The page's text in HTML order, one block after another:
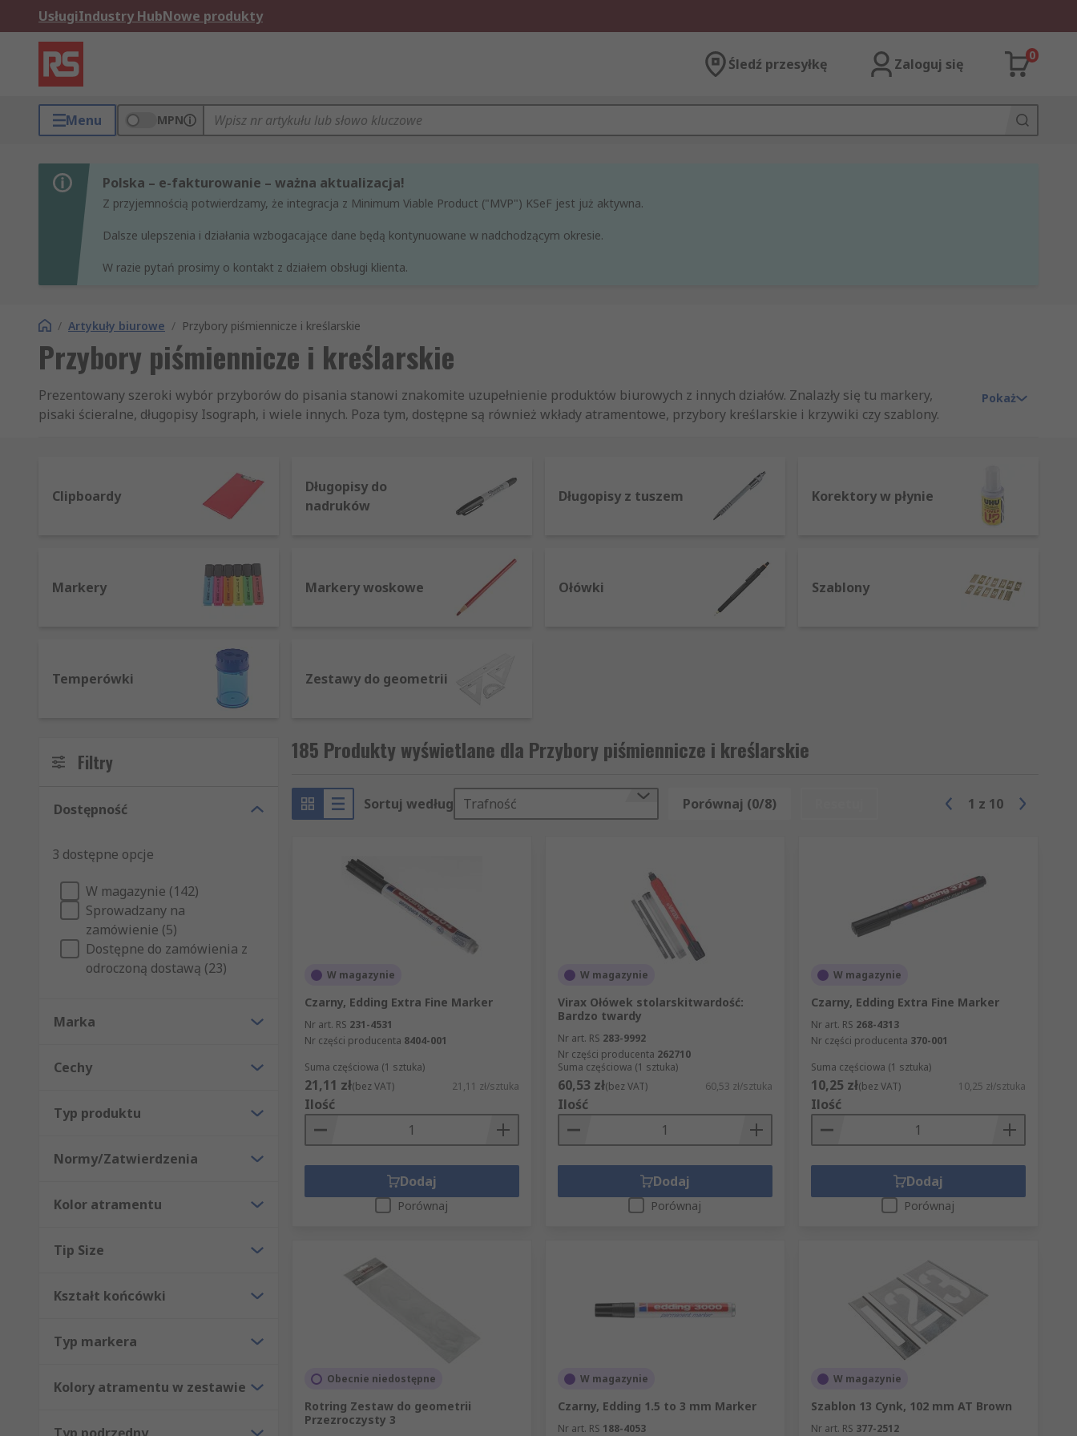
UsługiIndustry HubNowe produkty
Śledź przesyłkę Zaloguj się
0
Menu MPN
Polska – e-fakturowanie – ważna aktualizacja!
Z przyjemnością potwierdzamy, że integracja z Minimum Viable Product ("MVP") KSeF jest już aktywna.
Dalsze ulepszenia i działania wzbogacające dane będą kontynuowane w nadchodzącym okresie.
W razie pytań prosimy o kontakt z działem obsługi klienta.
/ Artykuły biurowe / Przybory piśmiennicze i kreślarskie
Przybory piśmiennicze i kreślarskie
Prezentowany szeroki wybór przyborów do pisania stanowi znakomite uzupełnienie produktów biurowych z innych działów. Znalazły się tu markery,
pisaki ścieralne, długopisy Isograph, i wiele innych. Poza tym, dostępne są również wkłady atramentowe, przybory kreślarskie i krzywiki czy szablony.
Pokaż
Clipboardy
Długopisy do
nadruków
Długopisy z tuszem Korektory w płynie
Markery Markery woskowe Ołówki Szablony
Temperówki Zestawy do geometrii
Filtry
Dostępność
3 dostępne opcje
W magazynie (142)
Sprowadzany na
zamówienie (5)
Dostępne do zamówienia z
odroczoną dostawą (23)
Marka
Cechy
Typ produktu
Normy/Zatwierdzenia
Kolor atramentu
Tip Size
Kształt końcówki
Typ markera
Kolory atramentu w zestawie
185 Produkty wyświetlane dla Przybory piśmiennicze i kreślarskie
Sortuj według Trafność Porównaj (0/8) 1 z 10
W magazynie
Czarny, Edding Extra Fine Marker
Nr art. RS 231-4531
Nr części producenta 8404-001
Suma częściowa (1 sztuka)
21,11 zł(bez VAT) 21,11 zł/sztuka
Ilość
Dodaj
Porównaj
W magazynie
Virax Ołówek stolarskitwardość:
Bardzo twardy
Nr art. RS 283-9992
Nr części producenta 262710
Suma częściowa (1 sztuka)
60,53 zł(bez VAT) 60,53 zł/sztuka
Ilość
Dodaj
Porównaj
W magazynie
Czarny, Edding Extra Fine Marker
Nr art. RS 268-4313
Nr części producenta 370-001
Suma częściowa (1 sztuka)
10,25 zł(bez VAT) 10,25 zł/sztuka
Ilość
Dodaj
Porównaj
Obecnie niedostępne
Rotring Zestaw do geometrii
Przezroczysty 3
W magazynie
Czarny, Edding 1.5 to 3 mm Marker
Nr art. RS 188-4053
W magazynie
Szablon 13 Cynk, 102 mm AT Brown
Nr art. RS 377-2512